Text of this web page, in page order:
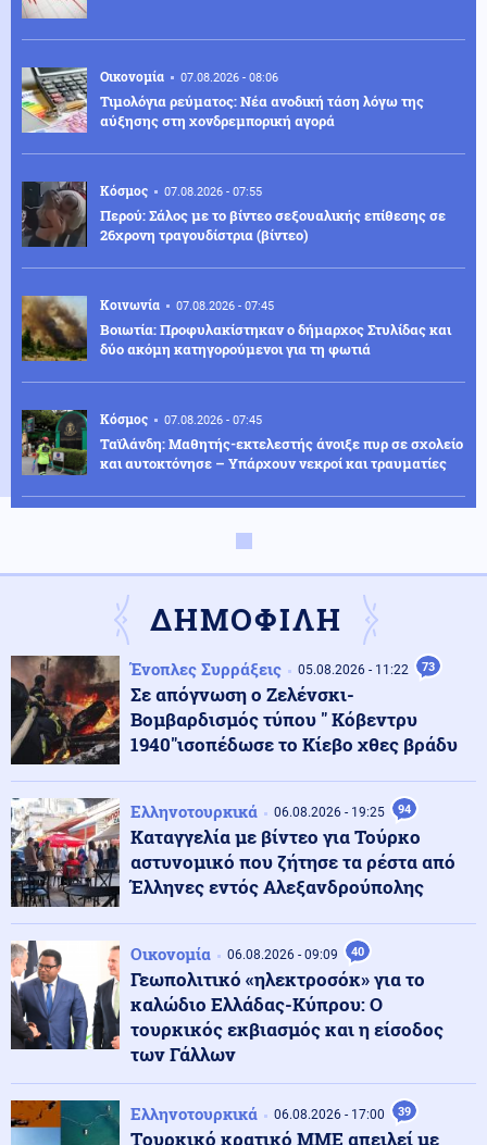
Οικονομία 07.08.2026 - 08:06
Τιμολόγια ρεύματος: Νέα ανοδική τάση λόγω της
αύξησης στη χονδρεμπορική αγορά
Κόσμος 07.08.2026 - 07:55
Περού: Σάλος με το βίντεο σεξουαλικής επίθεσης σε
26χρονη τραγουδίστρια (βίντεο)
Κοινωνία 07.08.2026 - 07:45
Βοιωτία: Προφυλακίστηκαν ο δήμαρχος Στυλίδας και
δύο ακόμη κατηγορούμενοι για τη φωτιά
Κόσμος 07.08.2026 - 07:45
Ταϊλάνδη: Μαθητής-εκτελεστής άνοιξε πυρ σε σχολείο
και αυτοκτόνησε – Υπάρχουν νεκροί και τραυματίες
07.08.2026 - 07:39
εποπτεία και ελευθερώνει τον εθνικό σχεδιασμό για
την οικονομία
Κοινωνία
Υψηλός κίνδυνος πυρκαγιάς σήμερα σε Αττική, Κρήτη,
Πελοπόννησο, Εύβοια και νησιά του Αιγαίου
Μέση Ανατολή
απόλυτη «παγίδα» του πολέμου ο Τραμπ
Κοινωνία 07.08.2026 - 07:26
«Κρανίου τόπος» το Πόρτο Γερμενό: 84 σπίτια στον
κατάλογο της κατεδάφισης – Πότε ξεκινούν οι
αιτήσεις
Κοινωνία 07.08.2026 - 07:23
Πόρτο Γερμενό: Πάνω από 100 σπίτια με
ολοκληρωτικές ζημιές
Κοινωνία 07.08.2026 - 07:17
ΔΗΜΟΦΙΛΗ
Ένοπλες Συρράξεις 05.08.2026 - 11:22 73
Σε απόγνωση ο Ζελένσκι-
Βομβαρδισμός τύπου " Κόβεντρυ
1940"ισοπέδωσε το Κίεβο χθες βράδυ
Ελληνοτουρκικά 06.08.2026 - 19:25 94
Καταγγελία με βίντεο για Τούρκο
αστυνομικό που ζήτησε τα ρέστα από
Έλληνες εντός Αλεξανδρούπολης
Οικονομία 06.08.2026 - 09:09 40
Γεωπολιτικό «ηλεκτροσόκ» για το
καλώδιο Ελλάδας-Κύπρου: Ο
τουρκικός εκβιασμός και η είσοδος
των Γάλλων
Ελληνοτουρκικά 06.08.2026 - 17:00 39
Tουρκικό κρατικό ΜΜΕ απειλεί με